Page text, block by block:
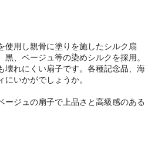
使用し親骨に塗りを施したシルク扇
、ベージュ等の染めシルクを採用。
壊れにくい扇子です。各種記念品、海
いかがでしょうか。
ージュの扇子で上品さと高級感のある